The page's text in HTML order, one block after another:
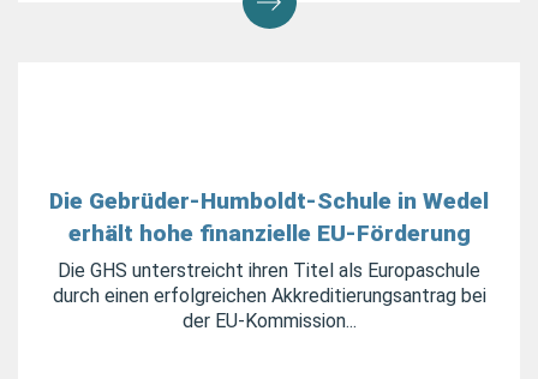
Die Gebrüder-Humboldt-Schule in Wedel
erhält hohe finanzielle EU-Förderung
Die GHS unterstreicht ihren Titel als Europaschule
durch einen erfolgreichen Akkreditierungsantrag bei
der EU-Kommission...